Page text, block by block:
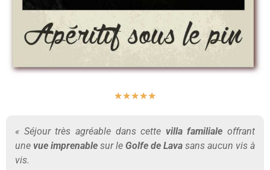
★★★★★
« Séjour très agréable dans cette villa familiale offrant
une vue imprenable sur le Golfe de Lava sans aucun vis à
vis.